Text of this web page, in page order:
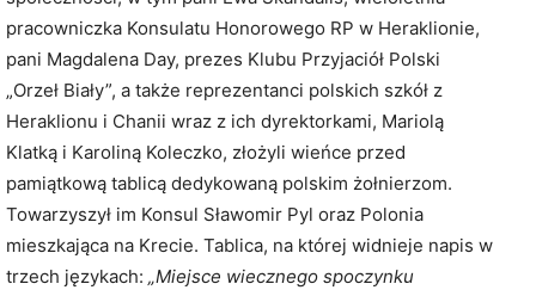
pracowniczka Konsulatu Honorowego RP w Heraklionie,
pani Magdalena Day, prezes Klubu Przyjaciół Polski
„Orzeł Biały”, a także reprezentanci polskich szkół z
Heraklionu i Chanii wraz z ich dyrektorkami, Mariolą
Klatką i Karoliną Koleczko, złożyli wieńce przed
pamiątkową tablicą dedykowaną polskim żołnierzom.
Towarzyszył im Konsul Sławomir Pyl oraz Polonia
mieszkająca na Krecie. Tablica, na której widnieje napis w
trzech językach: „Miejsce wiecznego spoczynku